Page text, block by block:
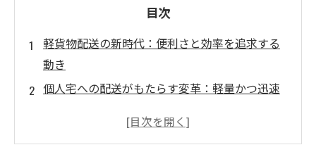
目次
軽貨物配送の新時代：便利さと効率を追求する
動き
個人宅への配送がもたらす変革：軽量かつ迅速
ネットショッピングの普及が生んだ軽貨物配送